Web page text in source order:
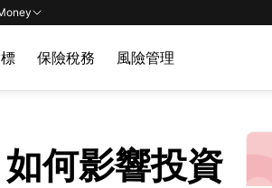
保險稅務 風險管理
何影響投資